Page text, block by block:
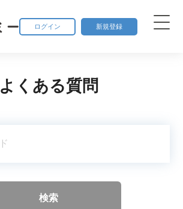
ログイン 新規登録
よくある質問
検索